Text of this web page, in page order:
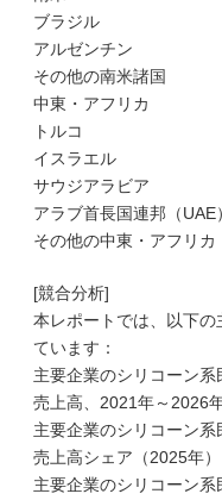
ブラジル
アルゼンチン
その他の南米諸国
中東・アフリカ
トルコ
イスラエル
サウジアラビア
アラブ首長国連邦（UAE）
その他の中東・アフリカ
[競合分析]
本レポートでは、以下
ています：
主要企業のシリコーン
売上高、2021年～2026
主要企業のシリコーン
売上高シェア（2025年）
主要企業のシリコーン